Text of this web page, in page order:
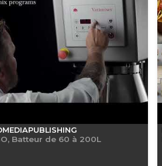
Batteur de 60 à 200L